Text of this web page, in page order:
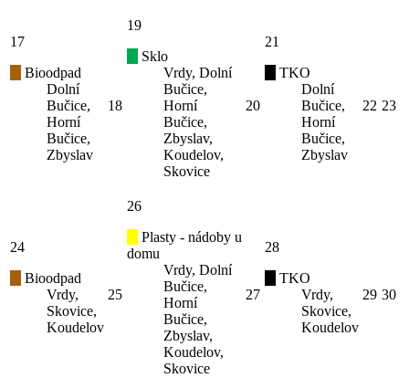
17
Bioodpad
Dolní
Bučice,
Horní
Bučice,
Zbyslav
18
19
Sklo
Vrdy, Dolní
Bučice,
Horní
Bučice,
Zbyslav,
Koudelov,
Skovice
20
21
TKO
Dolní
Bučice,
Horní
Bučice,
Zbyslav
22 23
24
Bioodpad
Vrdy,
Skovice,
Koudelov
25
26
Plasty - nádoby u
domu
Vrdy, Dolní
Bučice,
Horní
Bučice,
Zbyslav,
Koudelov,
Skovice
27
28
TKO
Vrdy,
Skovice,
Koudelov
29 30